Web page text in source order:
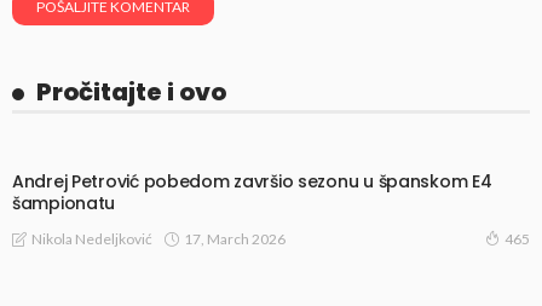
Pročitajte i ovo
Andrej Petrović pobedom završio sezonu u španskom E4
šampionatu
Nikola Nedeljković 17, March 2026 465